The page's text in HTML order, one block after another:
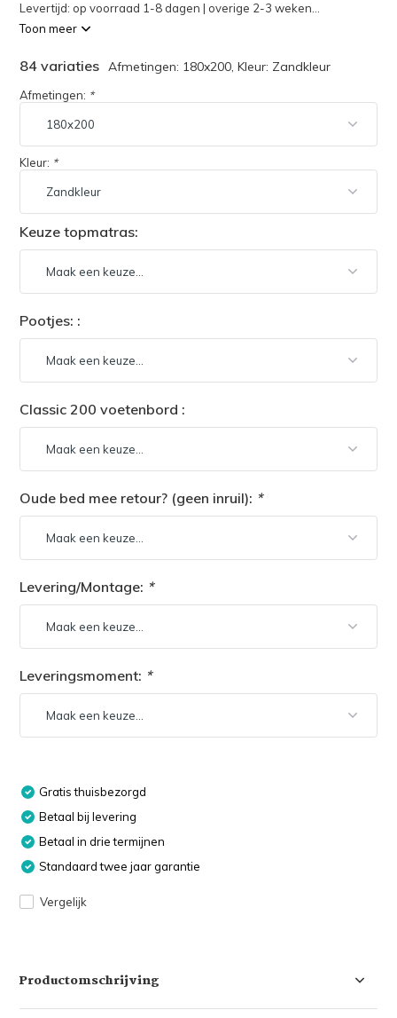
Levertijd: op voorraad 1-8 dagen | overige 2-3 weken...
Toon meer
84 variaties Afmetingen: 180x200, Kleur: Zandkleur
Afmetingen: *
Kleur: *
Keuze topmatras:
Pootjes: :
Classic 200 voetenbord :
Oude bed mee retour? (geen inruil): *
Levering/Montage: *
Leveringsmoment: *
Gratis thuisbezorgd
Betaal bij levering
Betaal in drie termijnen
Standaard twee jaar garantie
Vergelijk
Productomschrijving